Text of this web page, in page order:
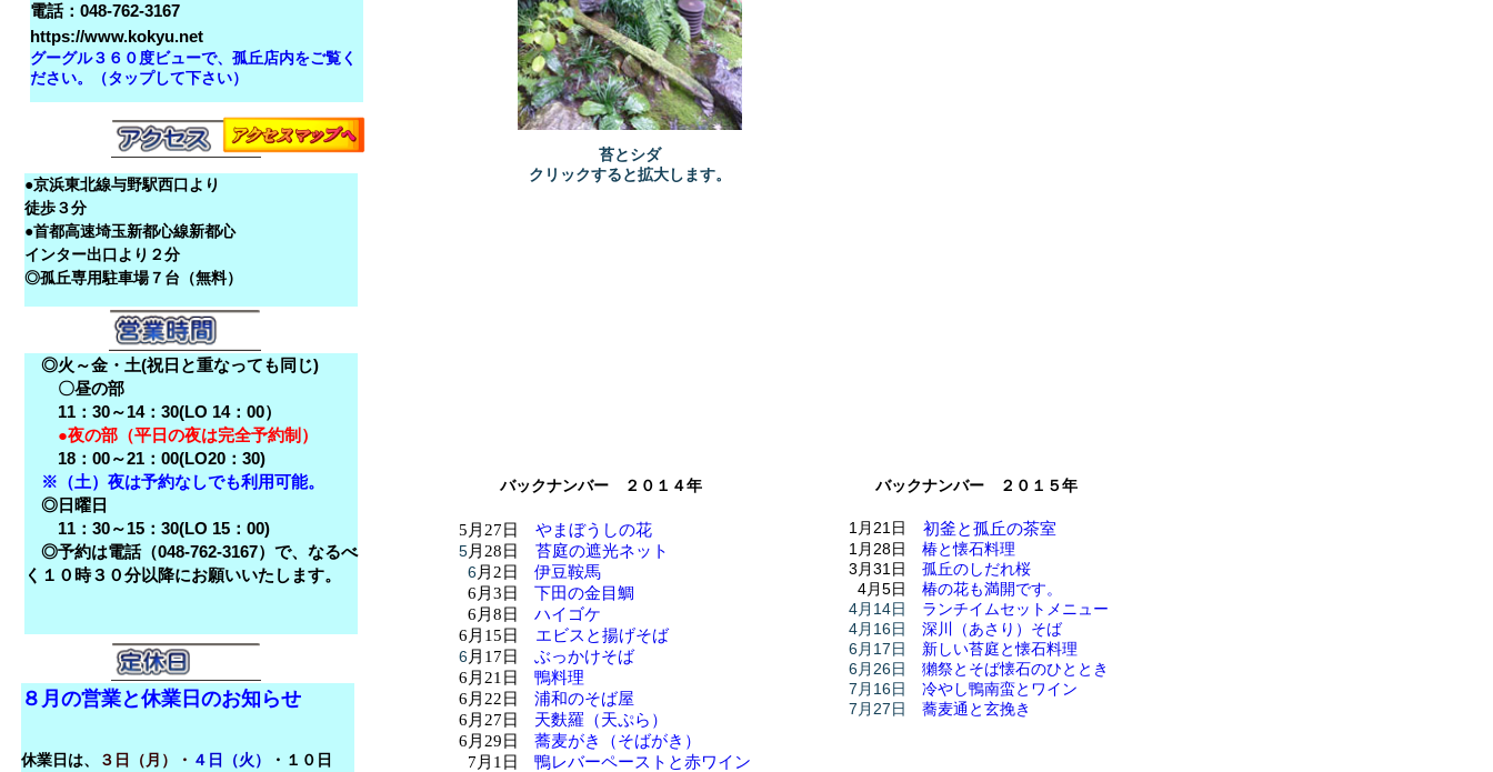
苔とシダ
クリックすると拡大します。
バックナンバー ２０１５年
バックナンバー ２０１４年
1月21日
初釜と孤丘の茶室
1月28日
椿と懐石料理
3月31日
孤丘のしだれ桜
4月5日
椿の花も満開です。
4月14日
ランチイムセットメニュー
4月16日
深川（あさり）そば
6月17日
新しい苔庭と懐石料理
6月26日
獺祭とそば懐石のひととき
7月16日
冷やし鴨南蛮とワイン
7月27日
蕎麦通と玄挽き
5月27日
やまぼうしの花
5月28日
苔庭の遮光ネット
6月2日
伊豆鞍馬
6月3日
下田の金目鯛
6月8日
ハイゴケ
6月15日
エビスと揚げそば
6月17日
ぶっかけそば
6月21日
鴨料理
6月22日
浦和のそば屋
6月27日
天麩羅（天ぷら）
6月29日
蕎麦がき（そばがき）
7月1日
鴨レバーペーストと赤ワイン
８月の営業と休業日のお知らせ
休業日は、 ３日（月）・ ４日（火）
・１０日
●京浜東北線与野駅西口より
徒歩３分
●首都高速埼玉新都心線新都心
インター出口より２分
◎孤丘専用駐車場７台（無料）
電話：048-762-3167
https://www.kokyu.net
グーグル３６０度ビューで、孤丘店内をご覧く
ださい。（タップして下さい）
◎火～金・土(祝日と重なっても同じ)
〇昼の部
11：30～14：30(LO 14：00）
●夜の部（平日の夜は完全予約制）
18：00～21：00(LO20：30)
※（土）夜は予約なしでも利用可能。
◎日曜日
11：30～15：30(LO 15：00)
◎予約は電話（048-762-3167）で、なるべ
く１０時３０分以降にお願いいたします。